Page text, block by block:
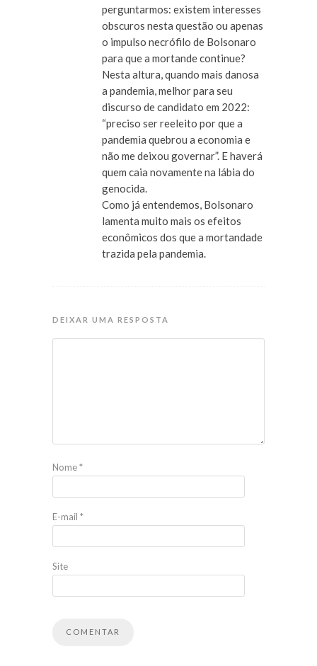
perguntarmos: existem interesses
obscuros nesta questão ou apenas
o impulso necrófilo de Bolsonaro
para que a mortande continue?
Nesta altura, quando mais danosa
a pandemia, melhor para seu
discurso de candidato em 2022:
“preciso ser reeleito por que a
pandemia quebrou a economia e
não me deixou governar”. E haverá
quem caia novamente na lábia do
genocida.
Como já entendemos, Bolsonaro
lamenta muito mais os efeitos
econômicos dos que a mortandade
trazida pela pandemia.
DEIXAR UMA RESPOSTA
Nome*
E-mail *
Site